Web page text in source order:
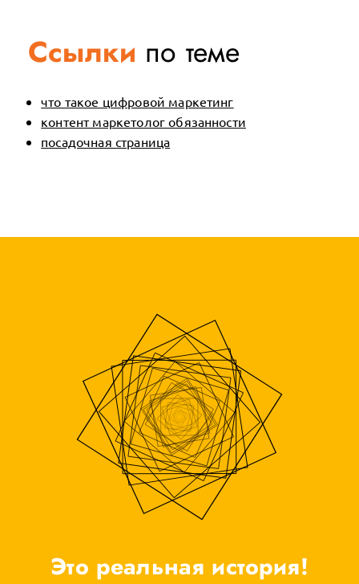
Ссылки по теме
что такое цифровой маркетинг
контент маркетолог обязанности
посадочная страница
Это реальная история!